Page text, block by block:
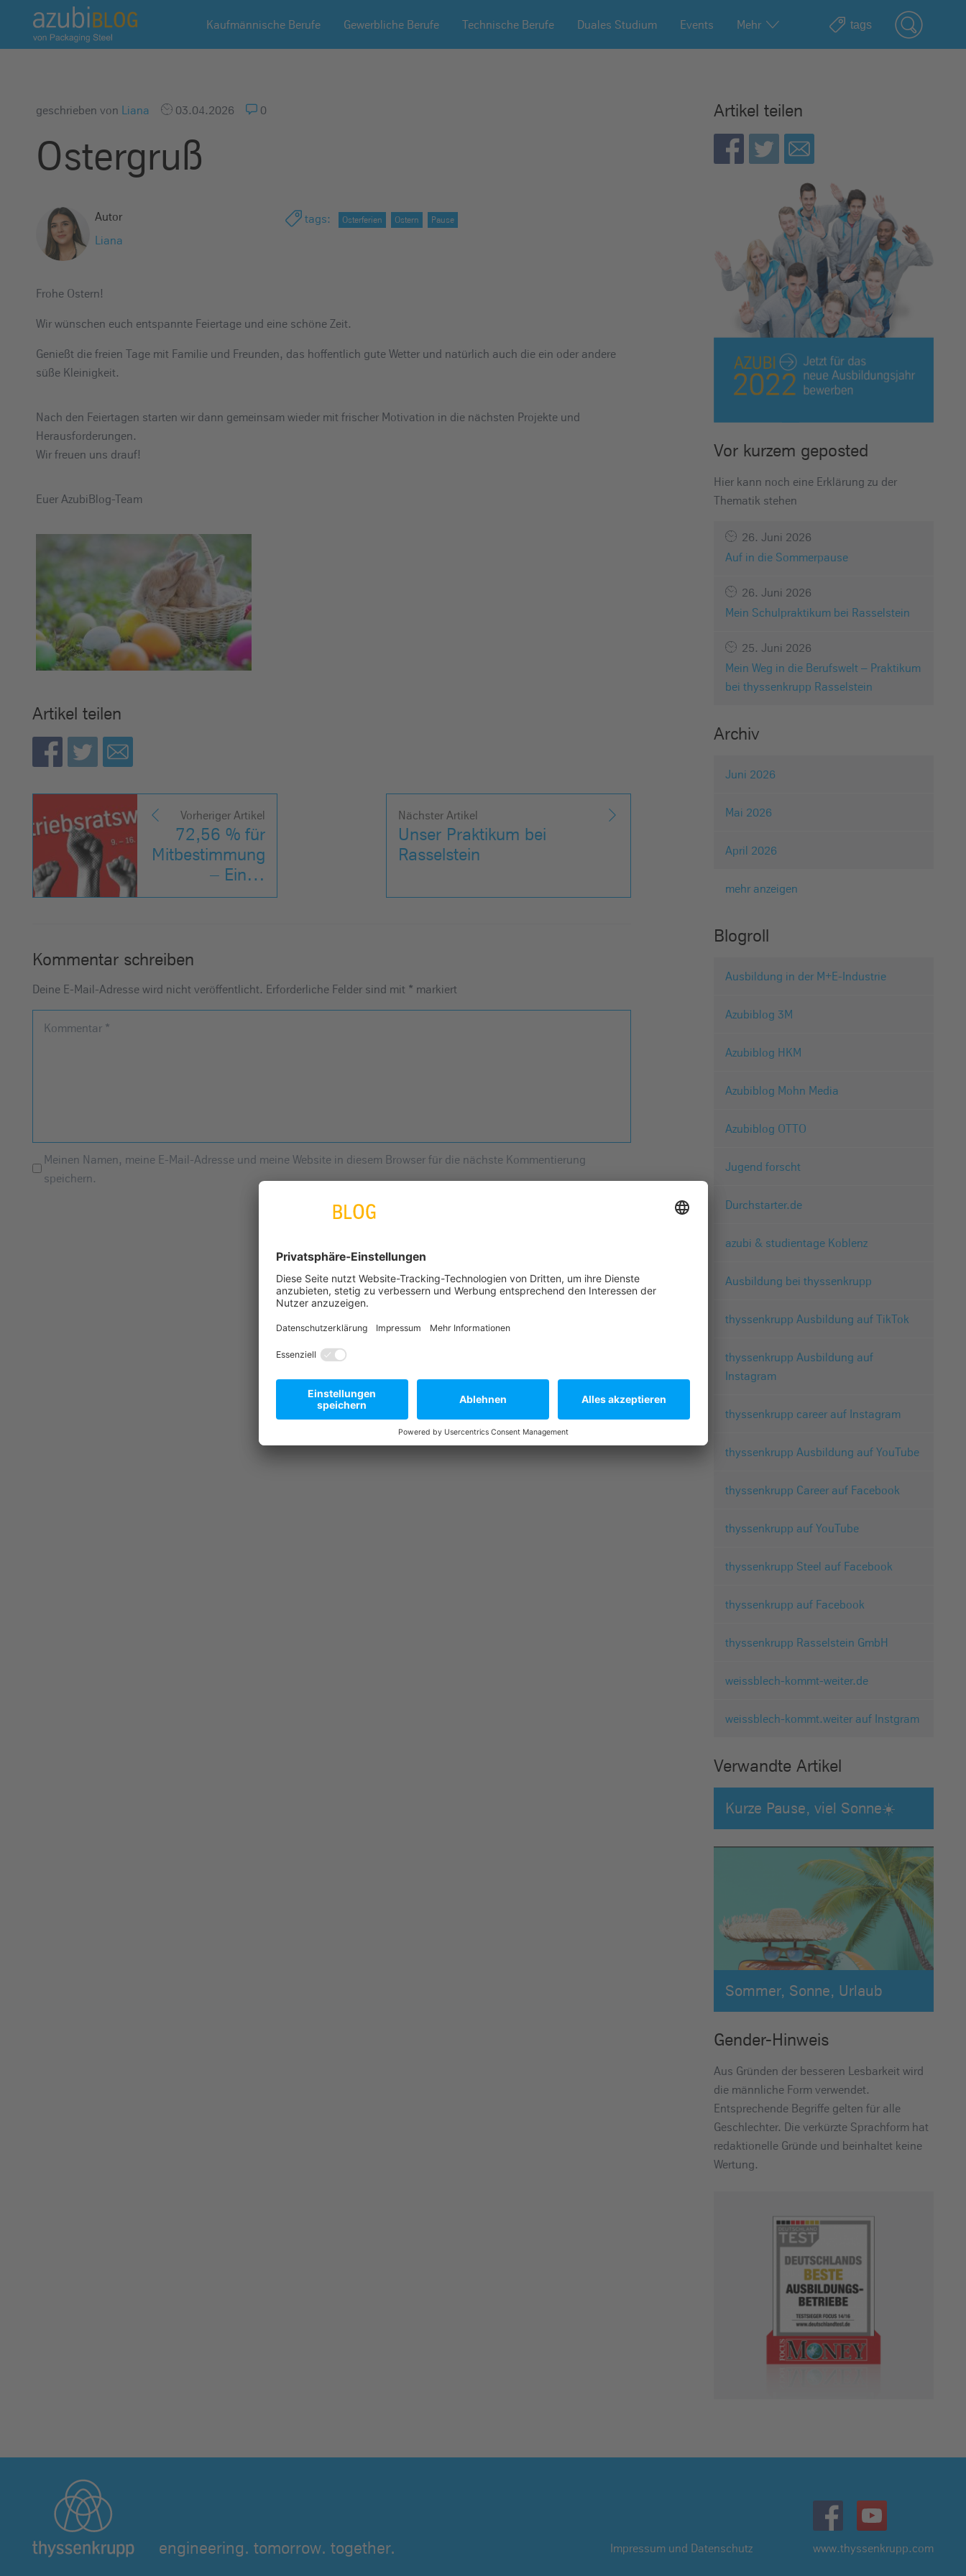
A
z
u
b
s
n
Kaufmännische Berufe Gewerbliche Berufe Technische Berufe Duales Studium Events Mehr
geschrieben von Liana 03.04.2026 0
Ostergruß
Autor
Liana
tags: Osterferien Ostern Pause
Frohe Ostern!
Wir wünschen euch entspannte Feiertage und eine schöne Zeit.
Genießt die freien Tage mit Familie und Freunden, das hoffentlich gute Wetter und natürlich auch die ein oder andere
süße Kleinigkeit.
Nach den Feiertagen starten wir dann gemeinsam wieder mit frischer Motivation in die nächsten Projekte und
Herausforderungen.
Wir freuen uns drauf!
Euer AzubiBlog-Team
Artikel teilen
Vorheriger Artikel
72,56 % für
Mitbestimmung
– Ein…
Nächster Artikel
Unser Praktikum bei
Rasselstein
Kommentar schreiben
Deine E-Mail-Adresse wird nicht veröffentlicht. Erforderliche Felder sind mit * markiert
Kommentar *
Meinen Namen, meine E-Mail-Adresse und meine Website in diesem Browser für die nächste Kommentierung
speichern.
Artikel teilen
Vor kurzem geposted
Hier kann noch eine Erklärung zu der
Thematik stehen
26. Juni 2026
Auf in die Sommerpause
26. Juni 2026
Mein Schulpraktikum bei Rasselstein
25. Juni 2026
Mein Weg in die Berufswelt – Praktikum
bei thyssenkrupp Rasselstein
Archiv
Juni 2026
Mai 2026
April 2026
mehr anzeigen
Blogroll
Ausbildung in der M+E-Industrie
Azubiblog 3M
Azubiblog HKM
Azubiblog Mohn Media
Azubiblog OTTO
Jugend forscht
Durchstarter.de
azubi & studientage Koblenz
Ausbildung bei thyssenkrupp
thyssenkrupp Ausbildung auf TikTok
thyssenkrupp Ausbildung auf
Instagram
thyssenkrupp career auf Instagram
thyssenkrupp Ausbildung auf YouTube
thyssenkrupp Career auf Facebook
thyssenkrupp auf YouTube
thyssenkrupp Steel auf Facebook
thyssenkrupp auf Facebook
thyssenkrupp Rasselstein GmbH
weissblech-kommt-weiter.de
weissblech-kommt.weiter auf Instgram
Verwandte Artikel
Kurze Pause, viel Sonne☀️
Sommer, Sonne, Urlaub
Gender-Hinweis
Aus Gründen der besseren Lesbarkeit wird
die männliche Form verwendet.
Entsprechende Begriffe gelten für alle
Geschlechter. Die verkürzte Sprachform hat
redaktionelle Gründe und beinhaltet keine
Wertung.
engineering. tomorrow. together. Impressum und Datenschutz www.thyssenkrupp.com